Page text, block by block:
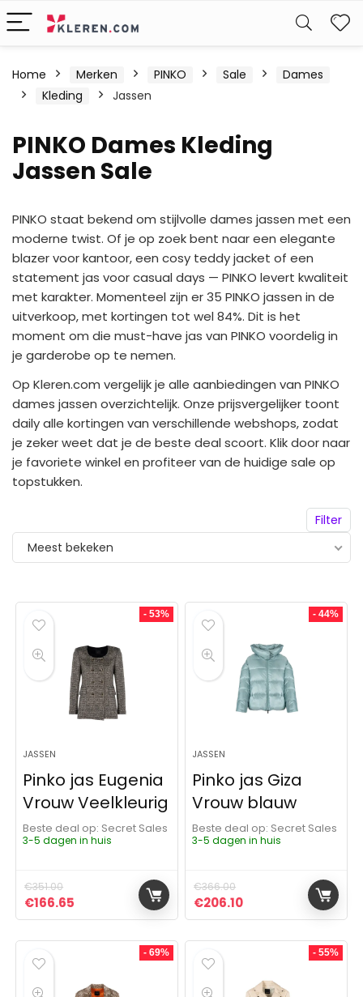
Home Merken PINKO Sale
Dames
Kleding
Jassen
PINKO Dames Kleding
Jassen Sale
PINKO staat bekend om stijlvolle dames jassen met een
moderne twist. Of je op zoek bent naar een elegante
blazer voor kantoor, een cosy teddy jacket of een
statement jas voor casual days — PINKO levert kwaliteit
met karakter. Momenteel zijn er 35 PINKO jassen in de
uitverkoop, met kortingen tot wel 84%. Dit is het
moment om die must-have jas van PINKO voordelig in
je garderobe op te nemen.
Op Kleren.com vergelijk je alle aanbiedingen van PINKO
dames jassen overzichtelijk. Onze prijsvergelijker toont
daily alle kortingen van verschillende webshops, zodat
je zeker weet dat je de beste deal scoort. Klik door naar
je favoriete winkel en profiteer van de huidige sale op
topstukken.
Filter
Meest bekeken
- 53%
JASSEN
Pinko jas Eugenia
Vrouw Veelkleurig
Beste deal op:
Secret Sales
3-5 dagen in huis
€351.00
Oorspronkelijke prijs was: €351.00.
€166.65 Huidige prijs is: €166.65.
- 44%
JASSEN
Pinko jas Giza
Vrouw blauw
Beste deal op:
Secret Sales
3-5 dagen in huis
€366.00
Oorspronkelijke prijs
€206.10Huidige prijs is:
- 69% - 55%